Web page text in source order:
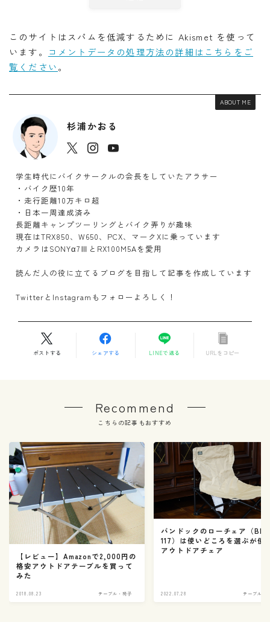
このサイトはスパムを低減するために Akismet を使って
います。
コメントデータの処理方法の詳細はこちらをご
覧ください。
ABOUT ME
杉浦かおる
学生時代にバイクサークルの会長をしていたアラサー
・バイク歴10年
・走行距離10万キロ超
・日本一周達成済み
長距離キャンプツーリングとバイク弄りが趣味
現在はTRX850、W650、PCX、マークXに乗っています
カメラはSONYα7ⅢとRX100M5Aを愛用
読んだ人の役に立てるブログを目指して記事を作成しています
TwitterとInstagramもフォローよろしく！
ポストする シェアする LINEで送る URLをコピー
Recommend
こちらの記事もおすすめ
【レビュー】Amazonで2,000円の
格安アウトドアテーブルを買って
みた
2018.08.23 テーブル・椅子
バンドックのローチェア（BD-
117）は使いどころを選ぶが便
アウトドアチェア
2022.07.28 テーブル・